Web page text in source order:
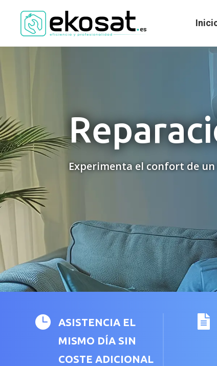
Experimenta el confort de

ASISTENCIA EL
MISMO DÍA SIN
COSTE ADICIONAL
